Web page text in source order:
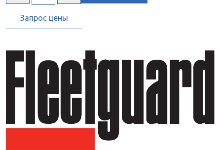
Запрос цены